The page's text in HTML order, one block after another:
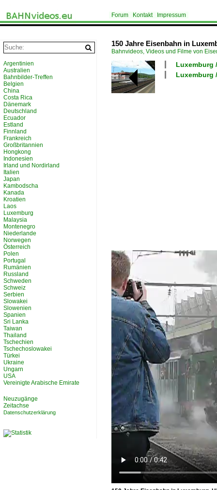
Forum Kontakt Impressum
150 Jahre Eisenbahn in
Bahnvideos, Videos und Filme von
Luxemburg
Luxemburg
Argentinien
Australien
Bahnbilder-Treffen
Belgien
China
Costa Rica
Dänemark
Deutschland
Ecuador
Estland
Finnland
Frankreich
Großbritannien
Hongkong
Indonesien
Irland und Nordirland
Italien
Japan
Kambodscha
Kanada
Kroatien
Laos
Luxemburg
Malaysia
Montenegro
Niederlande
Norwegen
Österreich
Polen
Portugal
Rumänien
Russland
Schweden
Schweiz
Serbien
Slowakei
Slowenien
Spanien
Sri Lanka
Taiwan
Thailand
Tschechien
Tschechoslowakei
Türkei
Ukraine
Ungarn
USA
Vereinigte Arabische Emirate
Neuzugänge
Zeitachse
Datenschutzerklärung